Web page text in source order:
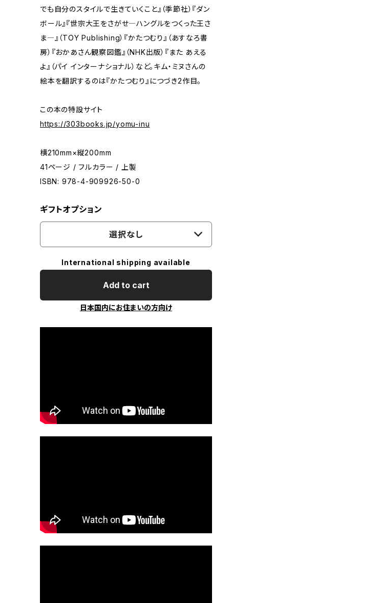
でも自分のスタイルで生きていくこと』（季節社）『ダン
ボール』『世宗大王をさがせ―ハングルをつくった王さ
ま―』（TOY Publishing）『かたつむり』（あすなろ書
房）『おかあさん観察図鑑』（NHK出版）『また あえる
よ』（パイ インターナショナル）など。キム・ミヌさんの
絵本を翻訳するのは『かたつむり』につづき2作目。
この本の特設サイト
https://303books.jp/yomu-inu
横210mm×縦200mm
41ページ / フルカラー / 上製
ISBN: 978-4-909926-50-0
ギフトオプション
選択なし
International shipping available
Add to cart
日本国内にお住まいの方向け